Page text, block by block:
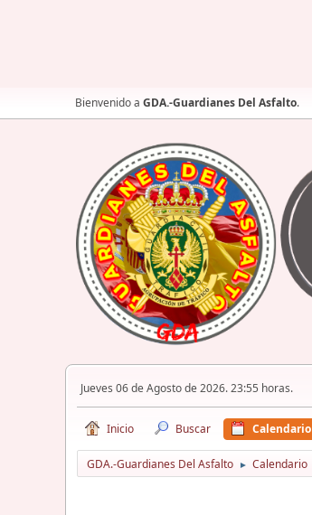
Bienvenido a GDA.-Guardianes Del Asfalto.
Jueves 06 de Agosto de 2026. 23:55 horas.
Inicio Buscar Calendario
GDA.-Guardianes Del Asfalto ► Calendario